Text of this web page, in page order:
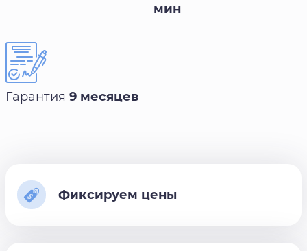
мин
Гарантия 9 месяцев
Фиксируем цены